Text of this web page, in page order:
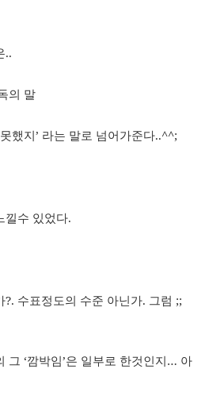
..
의 말
했지’ 라는 말로 넘어가준다..^^;
낄수 있었다.
?. 수표정도의 수준 아닌가. 그럼 ;;
그 ‘깜박임’은 일부로 한것인지… 아